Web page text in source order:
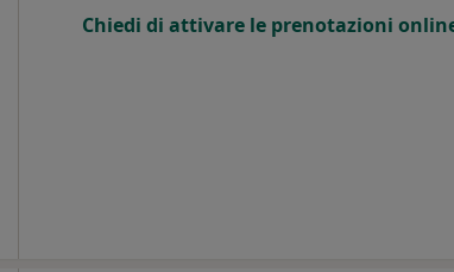
Chiedi di attivare le prenotazioni